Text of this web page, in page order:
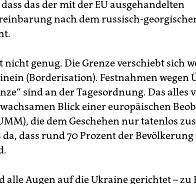
das der mit der EU ausgehandelten
nach dem russisch-
nicht genug. Die Grenze verschiebt sich
(Borderisation). Festnahmen wegen
sind an der Tagesordnung. Das alles
Blick einer europäischen
die dem Geschehen nur tatenlos
dass rund 70 Prozent der
alle Augen auf die Ukraine gerichtet – zu